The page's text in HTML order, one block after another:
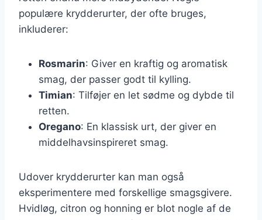
populære krydderurter, der ofte bruges,
inkluderer:
Rosmarin: Giver en kraftig og aromatisk
smag, der passer godt til kylling.
Timian: Tilføjer en let sødme og dybde til
retten.
Oregano: En klassisk urt, der giver en
middelhavsinspireret smag.
Udover krydderurter kan man også
eksperimentere med forskellige smagsgivere.
Hvidløg, citron og honning er blot nogle af de